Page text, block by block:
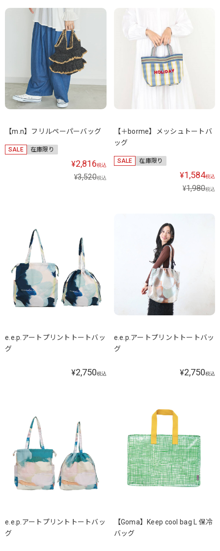
【m.n】フリルペーパーバッグ
SALE 在庫限り
¥2,816税込
¥3,520税込
【＋borme】メッシュトートバ
ッグ
SALE 在庫限り
¥1,584税込
¥1,980税込
e.e.p.アートプリントトートバッ
グ
¥2,750税込
e.e.p.アートプリントトートバッ
グ
¥2,750税込
e.e.p.アートプリントトートバッ
グ
【Goma】Keep cool bag L 保冷
バッグ